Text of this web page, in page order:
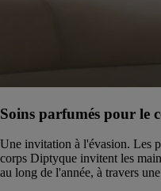
Soins parfumés pour le
Une invitation à l'évasion. Les
corps Diptyque invitent les
au long de l'année, à travers